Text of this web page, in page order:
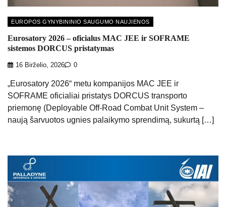
EUROPOS GYNYBININIO SAUGUMO NAUJIENOS
Eurosatory 2026 – oficialus MAC JEE ir SOFRAME
sistemos DORCUS pristatymas
16 Birželio, 2026 0
„Eurosatory 2026“ metu kompanijos MAC JEE ir
SOFRAME oficialiai pristatys DORCUS transporto
priemonę (Deployable Off-Road Combat Unit System –
naują šarvuotos ugnies palaikymo sprendimą, sukurtą […]